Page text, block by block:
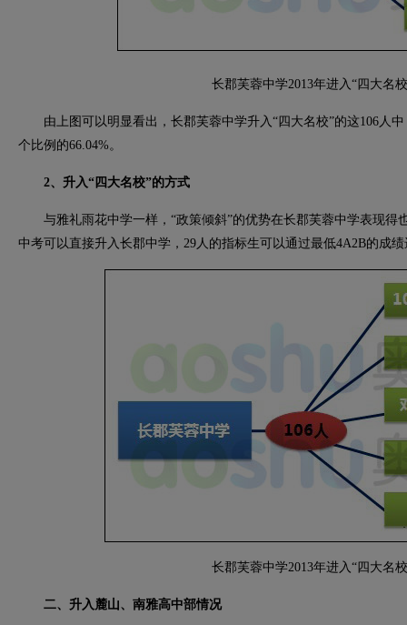
长郡芙蓉中学2013年进入“四大名
由上图可以明显看出，长郡芙蓉中学升入“四大名校”的这106人中
个比例的66.04%。
2、升入“四大名校”的方式
与雅礼雨花中学一样，“政策倾斜”的优势在长郡芙蓉中学表现得
中考可以直接升入长郡中学，29人的指标生可以通过最低4A2B的成
长郡芙蓉中学2013年进入“四大名
二、升入麓山、南雅高中部情况